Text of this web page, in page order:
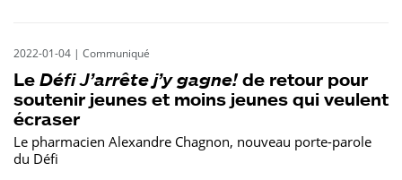
2022-01-04 | Communiqué
Le Défi J’arrête j’y gagne! de retour pour
soutenir jeunes et moins jeunes qui veulent
écraser
Le pharmacien Alexandre Chagnon, nouveau porte-parole
du Défi